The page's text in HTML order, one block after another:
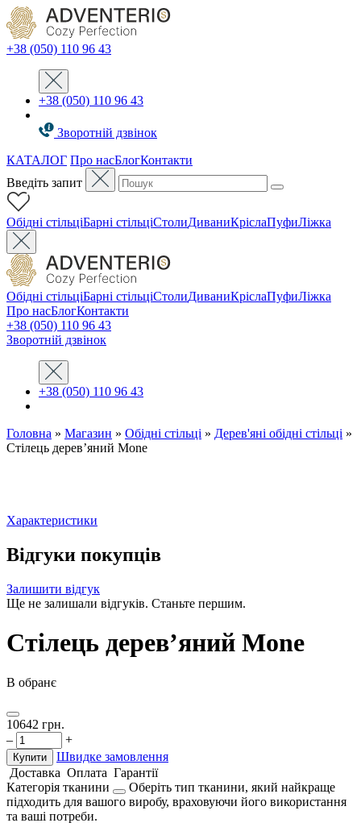
+38 (050) 110 96 43
+38 (050) 110 96 43
Зворотній дзвінок
КАТАЛОГ Про насБлогКонтакти
Введіть запит
Oбідні стільціБарні стільціСтолиДиваниКріслаПуфиЛіжка
Oбідні стільціБарні стільціСтолиДиваниКріслаПуфиЛіжка
Про насБлогКонтакти
+38 (050) 110 96 43
Зворотній дзвінок
+38 (050) 110 96 43
Головна » Магазин » Обідні стільці » Дерев'яні обідні стільці »
Стілець дерев’яний Mone
Характеристики
Відгуки покупців
Залишити відгук
Ще не залишали відгуків. Станьте першим.
Стілець дерев’яний Mone
В обранє
10642 грн.
–
+
Купити
Швидке замовлення
Доставка Оплата Гарантії
Категорія тканини
Оберіть тип тканини, який найкраще
підходить для вашого виробу, враховуючи його використання
та ваші потреби.